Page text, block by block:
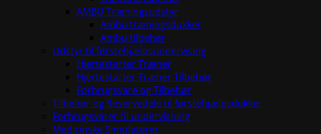
AMBU Træningsudstyr
Ambu træningsdukker
Ambu tilbehør
Udstyr til førstehjælpsundervising
Hjertestarter Træner
Hjertestarter Træner Tilbehør
Forbrugsvare og Tilbehør
Tilbehør og Reservedele til førstehjælpsdukker
Forbrugsvarer til undervisning
Medicinske Simulatorer